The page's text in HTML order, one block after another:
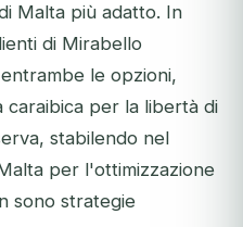
Malta più adatto. In
di Mirabello
le opzioni,
caraibica per la libertà di
stabilendo nel
per l'ottimizzazione
sono strategie